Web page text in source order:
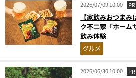
2026/07/09 10:00 PR
【家飲みおつま
ク不二家「ホーム
飲み体験
グルメ
2026/06/30 10:00 PR